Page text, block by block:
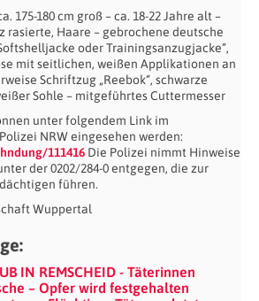
175-180 cm groß – ca. 18-22 Jahre alt –
rasierte, Haare – gebrochene deutsche
oder Trainingsanzugjacke“,
mit seitlichen, weißen Applikationen an
Schriftzug „Reebok“, schwarze
Sohle – mitgeführtes Cuttermesser
unter folgendem Link im
NRW eingesehen werden:
111416 Die Polizei nimmt Hinweise
der 0202/284-0 entgegen, die zur
führen.
Wuppertal
IN REMSCHEID - Täterinnen
– Opfer wird festgehalten